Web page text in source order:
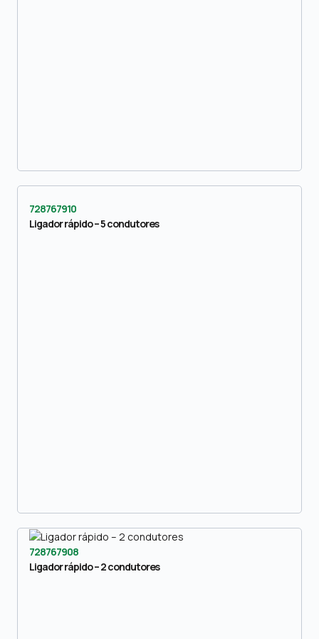
728767910
Ligador rápido – 5 condutores
728767908
Ligador rápido – 2 condutores